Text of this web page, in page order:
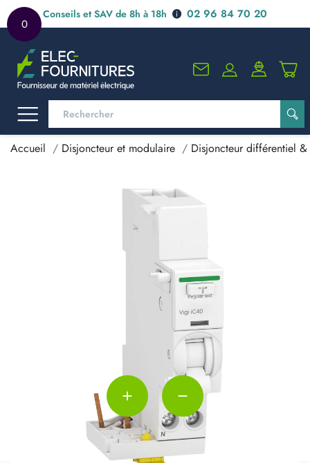
0
Conseils et SAV de 8h à 18h 02 96 84 70 20
Accueil Disjoncteur et modulaire Disjoncteur différentiel
add remove